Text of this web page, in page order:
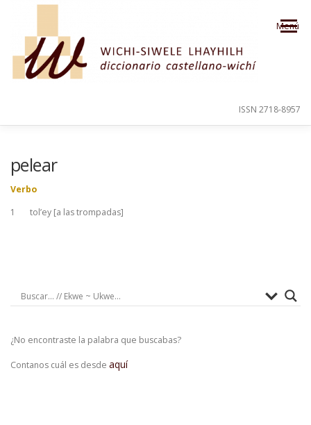
Saltar al contenido
Menú
ISSN 2718-8957
pelear
Verbo
1 tol’ey [a las trompadas]
¿No encontraste la palabra que buscabas?
Contanos cuál es desde aquí